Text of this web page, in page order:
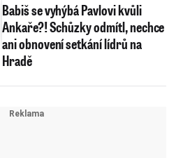
Babiš se vyhýbá Pavlovi kvůli
Ankaře?! Schůzky odmítl, nechce
ani obnovení setkání lídrů na
Hradě